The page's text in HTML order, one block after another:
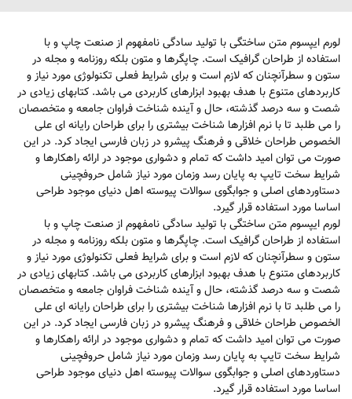
لورم ایپسوم متن ساختگی با تولید سادگی نامفهوم از صنعت چاپ و با
استفاده از طراحان گرافیک است. چاپگرها و متون بلکه روزنامه و مجله در
ستون و سطرآنچنان که لازم است و برای شرایط فعلی تکنولوژی مورد نیاز و
کاربردهای متنوع با هدف بهبود ابزارهای کاربردی می باشد. کتابهای زیادی در
شصت و سه درصد گذشته، حال و آینده شناخت فراوان جامعه و متخصصان
را می طلبد تا با نرم افزارها شناخت بیشتری را برای طراحان رایانه ای علی
الخصوص طراحان خلاقی و فرهنگ پیشرو در زبان فارسی ایجاد کرد. در این
صورت می توان امید داشت که تمام و دشواری موجود در ارائه راهکارها و
شرایط سخت تایپ به پایان رسد وزمان مورد نیاز شامل حروفچینی
دستاوردهای اصلی و جوابگوی سوالات پیوسته اهل دنیای موجود طراحی
اساسا مورد استفاده قرار گیرد.
لورم ایپسوم متن ساختگی با تولید سادگی نامفهوم از صنعت چاپ و با
استفاده از طراحان گرافیک است. چاپگرها و متون بلکه روزنامه و مجله در
ستون و سطرآنچنان که لازم است و برای شرایط فعلی تکنولوژی مورد نیاز و
کاربردهای متنوع با هدف بهبود ابزارهای کاربردی می باشد. کتابهای زیادی در
شصت و سه درصد گذشته، حال و آینده شناخت فراوان جامعه و متخصصان
را می طلبد تا با نرم افزارها شناخت بیشتری را برای طراحان رایانه ای علی
الخصوص طراحان خلاقی و فرهنگ پیشرو در زبان فارسی ایجاد کرد. در این
صورت می توان امید داشت که تمام و دشواری موجود در ارائه راهکارها و
شرایط سخت تایپ به پایان رسد وزمان مورد نیاز شامل حروفچینی
دستاوردهای اصلی و جوابگوی سوالات پیوسته اهل دنیای موجود طراحی
اساسا مورد استفاده قرار گیرد.